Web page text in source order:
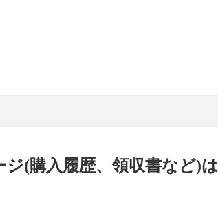
ジ(購入履歴、領収書など)は